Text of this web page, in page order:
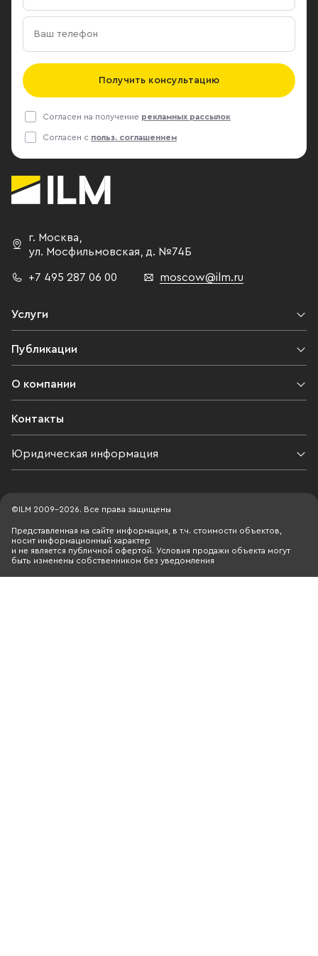
Получить консультацию
Согласен на получение рекламных рассылок
Согласен с польз. соглашением
г. Москва,
ул. Мосфильмовская, д. №74Б
+7 495 287 06 00 moscow@ilm.ru
Услуги
Публикации
О компании
Контакты
Юридическая информация
©ILM 2009-2026. Все права защищены
Представленная на сайте информация, в т.ч. стоимости объектов,
носит информационный характер
и не является публичной офертой. Условия продажи объекта могут
быть изменены собственником без уведомления